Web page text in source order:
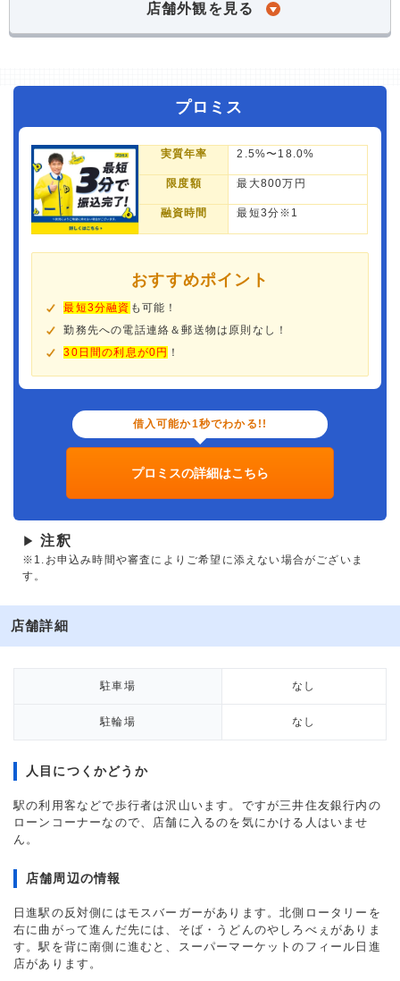
店舗外観を見る
プロミス
実質年率 2.5%〜18.0%
限度額 最大800万円
融資時間 最短3分※1
おすすめポイント
最短3分融資 も可能！
勤務先への電話連絡＆郵送物は原則なし！
30日間の利息が0円 ！
借入可能か1秒でわかる!!
プロミスの詳細はこちら
▶ 注釈
※1.お申込み時間や審査によりご希望に添えない場合がございま
す。
店舗詳細
駐車場 なし
駐輪場 なし
人目につくかどうか
駅の利用客などで歩行者は沢山います。ですが三井住友銀行内の
ローンコーナーなので、店舗に入るのを気にかける人はいませ
ん。
店舗周辺の情報
日進駅の反対側にはモスバーガーがあります。北側ロータリーを
右に曲がって進んだ先には、そば・うどんのやしろべぇがありま
す。駅を背に南側に進むと、スーパーマーケットのフィール日進
店があります。